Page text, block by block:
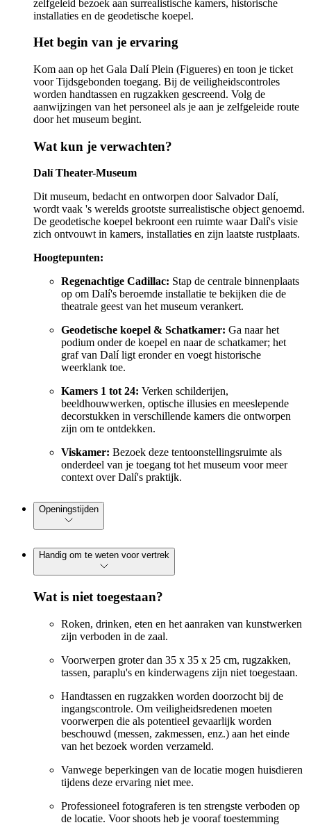
zelfgeleid bezoek aan surrealistische kamers, historische
installaties en de geodetische koepel.
Het begin van je ervaring
Kom aan op het Gala Dalí Plein (Figueres) en toon je ticket
voor Tijdsgebonden toegang. Bij de veiligheidscontroles
worden handtassen en rugzakken gescreend. Volg de
aanwijzingen van het personeel als je aan je zelfgeleide route
door het museum begint.
Wat kun je verwachten?
Dalí Theater-Museum
Dit museum, bedacht en ontworpen door Salvador Dalí,
wordt vaak 's werelds grootste surrealistische object genoemd.
De geodetische koepel bekroont een ruimte waar Dalí's visie
zich ontvouwt in kamers, installaties en zijn laatste rustplaats.
Hoogtepunten:
Regenachtige Cadillac: Stap de centrale binnenplaats
op om Dalí's beroemde installatie te bekijken die de
theatrale geest van het museum verankert.
Geodetische koepel & Schatkamer: Ga naar het
podium onder de koepel en naar de schatkamer; het
graf van Dalí ligt eronder en voegt historische
weerklank toe.
Kamers 1 tot 24: Verken schilderijen,
beeldhouwwerken, optische illusies en meeslepende
decorstukken in verschillende kamers die ontworpen
zijn om te ontdekken.
Viskamer: Bezoek deze tentoonstellingsruimte als
onderdeel van je toegang tot het museum voor meer
context over Dalí's praktijk.
Openingstijden
Handig om te weten voor vertrek
Wat is niet toegestaan?
Roken, drinken, eten en het aanraken van kunstwerken
zijn verboden in de zaal.
Voorwerpen groter dan 35 x 35 x 25 cm, rugzakken,
tassen, paraplu's en kinderwagens zijn niet toegestaan.
Handtassen en rugzakken worden doorzocht bij de
ingangscontrole. Om veiligheidsredenen moeten
voorwerpen die als potentieel gevaarlijk worden
beschouwd (messen, zakmessen, enz.) aan het einde
van het bezoek worden verzameld.
Vanwege beperkingen van de locatie mogen huisdieren
tijdens deze ervaring niet mee.
Professioneel fotograferen is ten strengste verboden op
de locatie. Voor shoots heb je vooraf toestemming